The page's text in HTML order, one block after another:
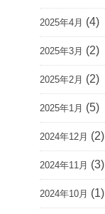
2025年4月 (4)
2025年3月 (2)
2025年2月 (2)
2025年1月 (5)
2024年12月 (2)
2024年11月 (3)
2024年10月 (1)